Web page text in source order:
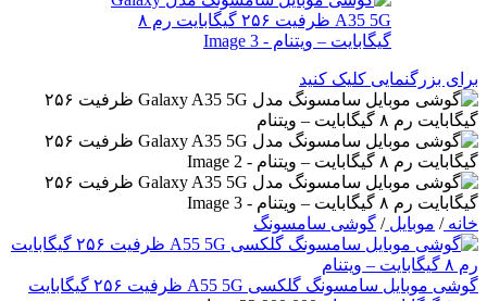
برای بزرگنمایی کلیک کنید
خانه/ موبایل/ گوشی سامسونگ
گوشی موبایل سامسونگ گلکسی A55 5G ظرفیت ۲۵۶ گیگابایت